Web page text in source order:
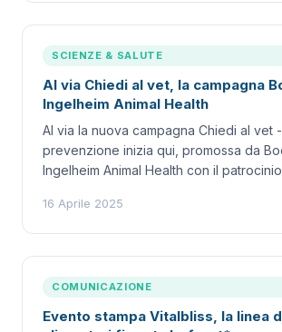
SCIENZE & SALUTE
Al via Chiedi al vet, la campagna
Ingelheim Animal Health
Al via la nuova campagna Chiedi al vet
prevenzione inizia qui, promossa da
Ingelheim Animal Health con il
16 Aprile 2025
COMUNICAZIONE
Evento stampa Vitalbliss, la linea